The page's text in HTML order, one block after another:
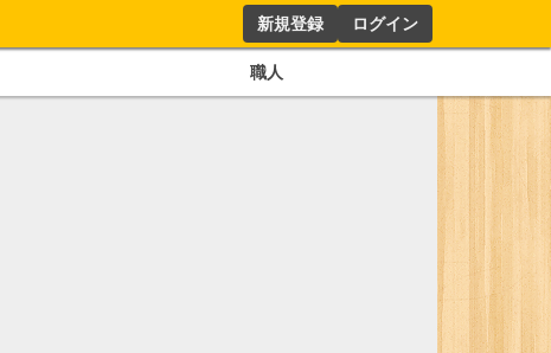
新規登録 ログイン
職人